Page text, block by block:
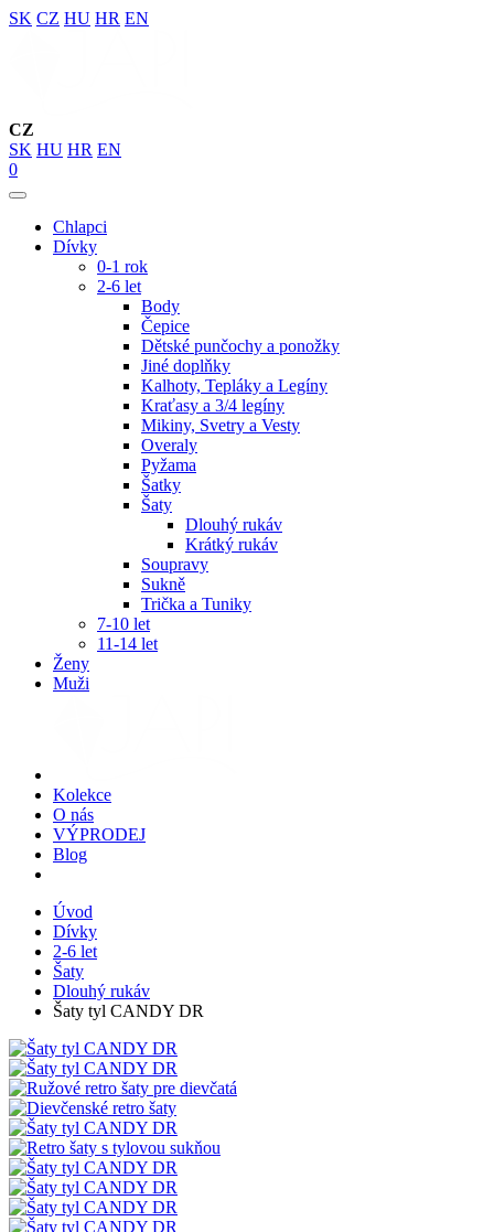
SK CZ HU HR EN
CZ
SK HU HR EN
0
Chlapci
Dívky
0-1 rok
2-6 let
Body
Čepice
Dětské punčochy a ponožky
Jiné doplňky
Kalhoty, Tepláky a Legíny
Kraťasy a 3/4 legíny
Mikiny, Svetry a Vesty
Overaly
Pyžama
Šatky
Šaty
Dlouhý rukáv
Krátký rukáv
Soupravy
Sukně
Trička a Tuniky
7-10 let
11-14 let
Ženy
Muži
Kolekce
O nás
VÝPRODEJ
Blog
Úvod
Dívky
2-6 let
Šaty
Dlouhý rukáv
Šaty tyl CANDY DR